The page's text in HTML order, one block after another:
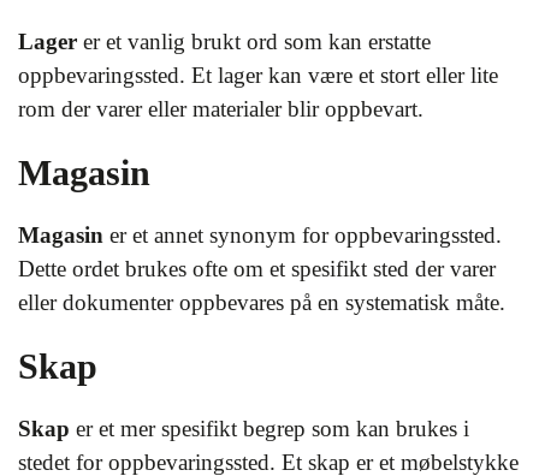
Lager er et vanlig brukt ord som kan erstatte
oppbevaringssted. Et lager kan være et stort eller lite
rom der varer eller materialer blir oppbevart.
Magasin
Magasin er et annet synonym for oppbevaringssted.
Dette ordet brukes ofte om et spesifikt sted der varer
eller dokumenter oppbevares på en systematisk måte.
Skap
Skap er et mer spesifikt begrep som kan brukes i
stedet for oppbevaringssted. Et skap er et møbelstykke